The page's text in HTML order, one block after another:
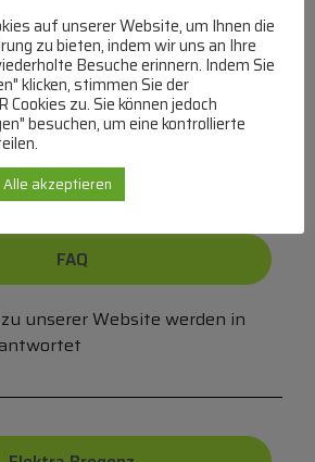
FR 8-15 Uhr,+43 1 267 67 60)
bezahlen per:
PayPal
VISA
FAQ
unserer Website werden in
auf unserer Website, um Ihnen die
zu bieten, indem wir uns an Ihre
Besuche erinnern. Indem Sie
klicken, stimmen Sie der
Cookies zu. Sie können jedoch
besuchen, um eine kontrollierte
Alle akzeptieren